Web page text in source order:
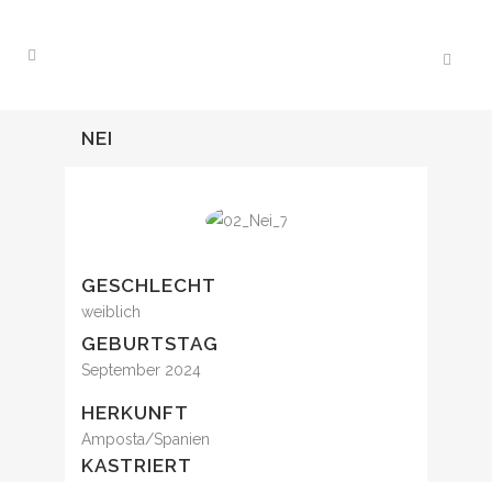
NEI
GESCHLECHT
weiblich
GEBURTSTAG
September 2024
HERKUNFT
Amposta/Spanien
KASTRIERT